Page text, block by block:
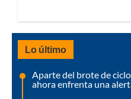
Lo último
Aparte del brote de
ahora enfrenta una